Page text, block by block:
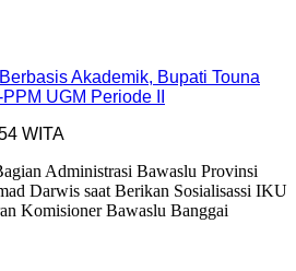
Akademik, Bupati Touna
UGM Periode II
WITA